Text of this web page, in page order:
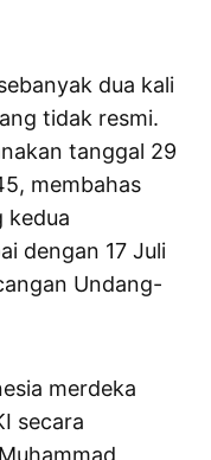
dua kali
tidak resmi.
tanggal 29
membahas
kedua
dengan 17 Juli
Undang-
merdeka
secara